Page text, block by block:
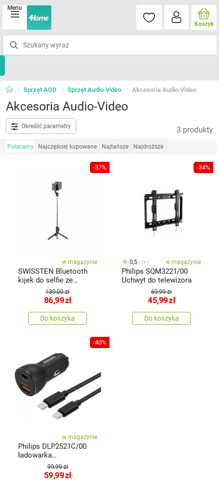
Menu
Koszyk
Sprzęt AGD Sprzęt Audio-Video Akcesoria Audio-Video
Akcesoria Audio-Video
Określić parametry 3 produkty
Polecamy Najczęściej kupowane Najtańsze Najdroższe
-37%
w magazynie
SWISSTEN Bluetooth
kijek do selfie ze
stojakiem Tripod Pro
139,00 zł
86,99zł
Do koszyka
-34%
0,5 1x w magazynie
Philips SQM3221/00
Uchwyt do telewizora
69,99 zł
45,99zł
Do koszyka
-40%
w magazynie
Philips DLP2521C/00
ładowarka
samochodowa
99,99 zł
59,99zł